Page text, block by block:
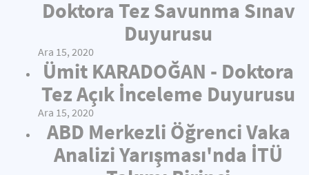
Doktora Tez Savunma Sınav
Duyurusu
Ara 15, 2020
Ümit KARADOĞAN - Doktora
Tez Açık İnceleme Duyurusu
Ara 15, 2020
ABD Merkezli Öğrenci Vaka
Analizi Yarışması'nda İTÜ